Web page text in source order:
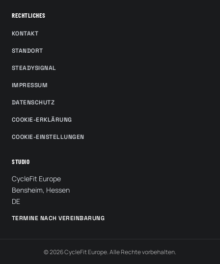
RECHTLICHES
KONTAKT
STANDORT
STEADYSIGNAL
IMPRESSUM
DATENSCHUTZ
COOKIE-ERKLÄRUNG
COOKIE-EINSTELLUNGEN
STUDIO
CycleFit Europe
Bensheim, Hessen
DE
TERMINE NACH VEREINBARUNG
© 2026 CycleFit Europe. Alle Rechte vorbehalten.